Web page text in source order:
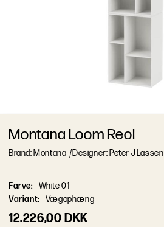
12.226,00 DKK
Montana Loom Reol
Brand: Montana /Designer: Peter J Lassen
Farve:
White 01
Variant: Vægophæng